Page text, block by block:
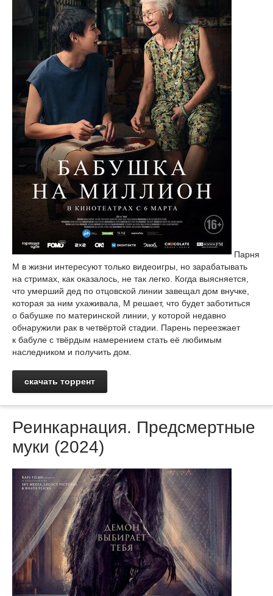
Парня
М в жизни интересуют только видеоигры, но зарабатывать
на стримах, как оказалось, не так легко. Когда выясняется,
что умерший дед по отцовской линии завещал дом внучке,
которая за ним ухаживала, М решает, что будет заботиться
о бабушке по материнской линии, у которой недавно
обнаружили рак в четвёртой стадии. Парень переезжает
к бабуле с твёрдым намерением стать её любимым
наследником и получить дом.
скачать торрент
Реинкарнация. Предсмертные
муки (2024)